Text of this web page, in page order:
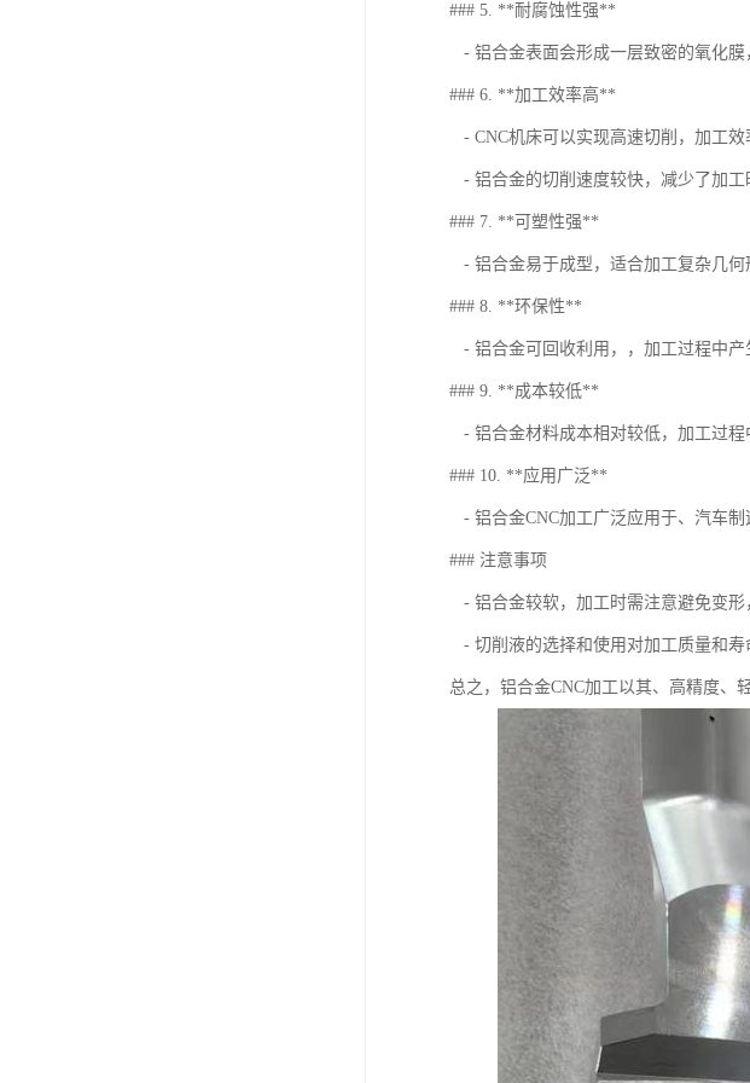
### 5. **耐腐蚀性强**
- 铝合金表面会形成一层致密的氧化
### 6. **加工效率高**
- CNC机床可以实现高速切削，加工效
- 铝合金的切削速度较快，减少了加工
### 7. **可塑性强**
- 铝合金易于成型，适合加工复杂几何
### 8. **环保性**
- 铝合金可回收利用，，加工过程中产
### 9. **成本较低**
- 铝合金材料成本相对较低，加工过程
### 10. **应用广泛**
- 铝合金CNC加工广泛应用于、汽车制
### 注意事项
- 铝合金较软，加工时需注意避免变形
- 切削液的选择和使用对加工质量和寿
总之，铝合金CNC加工以其、高精度、